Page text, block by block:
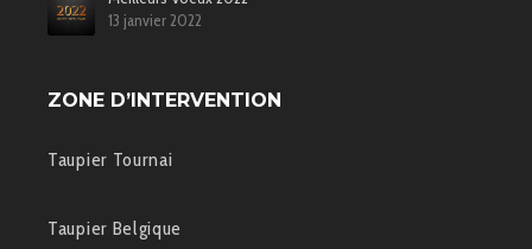
13 janvier 2022
ZONE D’INTERVENTION
Taupier Tournai
Taupier Belgique